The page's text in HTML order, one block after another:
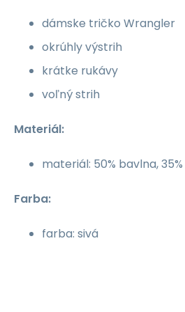
dámske tričko Wrangler
okrúhly výstrih
krátke rukávy
voľný strih
Materiál:
materiál: 50% bavlna,
Farba:
farba: sivá